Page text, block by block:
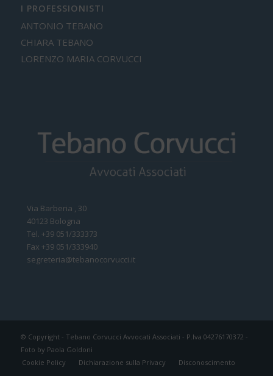
I PROFESSIONISTI
ANTONIO TEBANO
CHIARA TEBANO
LORENZO MARIA CORVUCCI
Via Barberia , 30
40123 Bologna
Tel. +39 051/333373
Fax +39 051/333940
segreteria@tebanocorvucci.it
© Copyright - Tebano Corvucci Avvocati Associati - P.Iva 04276170372 -
Foto by Paola Goldoni
Cookie Policy
Dichiarazione sulla Privacy Disconoscimento